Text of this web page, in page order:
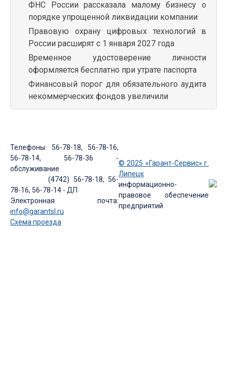
ФНС России рассказала малому бизнесу о
порядке упрощенной ликвидации компании
Правовую охрану цифровых технологий в
России расширят с 1 января 2027 года
Временное удостоверение личности
оформляется бесплатно при утрате паспорта
Финансовый порог для обязательного аудита
некоммерческих фондов увеличили
Телефоны: 56-78-18, 56-78-16,
56-78-14, 56-78-36 -
обслуживание
(4742) 56-78-18, 56-
78-16, 56-78-14 - ДП
Электронная почта:
info@garantsl.ru
Схема проезда
© 2025 «Гарант-Сервис» г.
Липецк
информационно-
правовое обеспечение
предприятий